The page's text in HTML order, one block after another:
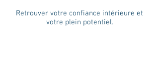
Retrouver votre confiance intérieure et
votre plein potentiel.